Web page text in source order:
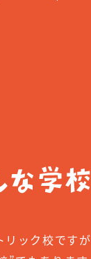
ック校ですが